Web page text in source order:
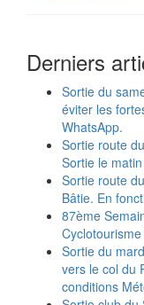
Derniers
Sortie du
éviter les
WhatsApp.
Sortie route
Sortie le
Sortie route
Bâtie. En
87ème
Sortie du
vers le col du
conditions